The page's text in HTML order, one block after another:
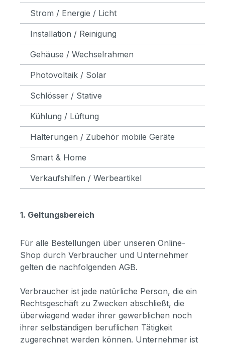
Strom / Energie / Licht
Installation / Reinigung
Gehäuse / Wechselrahmen
Photovoltaik / Solar
Schlösser / Stative
Kühlung / Lüftung
Halterungen / Zubehör mobile Geräte
Smart & Home
Verkaufshilfen / Werbeartikel
1. Geltungsbereich
Für alle Bestellungen über unseren Online-
Shop durch Verbraucher und Unternehmer
gelten die nachfolgenden AGB.
Verbraucher ist jede natürliche Person, die ein
Rechtsgeschäft zu Zwecken abschließt, die
überwiegend weder ihrer gewerblichen noch
ihrer selbständigen beruflichen Tätigkeit
zugerechnet werden können. Unternehmer ist